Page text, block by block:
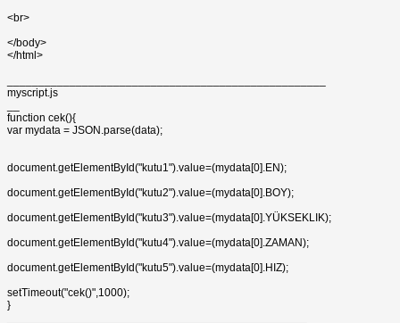
<br>
</body>
</html>
myscript.js
function cek(){
var mydata = JSON.parse(data);
document.getElementById("kutu1").value=(mydata[0].EN);
document.getElementById("kutu2").value=(mydata[0].BOY);
document.getElementById("kutu3").value=(mydata[0].YÜKSEKLIK);
document.getElementById("kutu4").value=(mydata[0].ZAMAN);
document.getElementById("kutu5").value=(mydata[0].HIZ);
setTimeout("cek()",1000);
}